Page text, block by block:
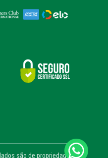
são de propriedade